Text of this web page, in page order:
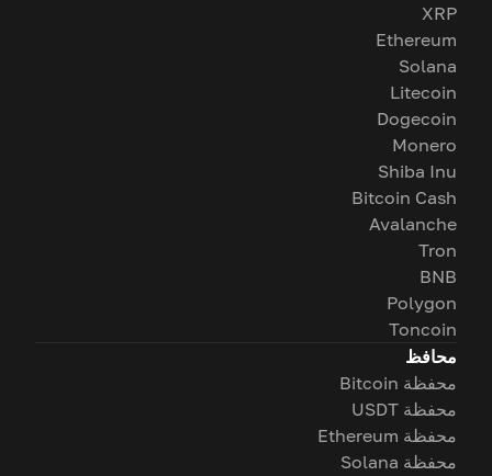
XRP
Ethereum
Solana
Litecoin
Dogecoin
Monero
Shiba Inu
Bitcoin Cash
Avalanche
Tron
BNB
Polygon
Toncoin
محافظ
محفظة Bitcoin
محفظة USDT
محفظة Ethereum
محفظة Solana